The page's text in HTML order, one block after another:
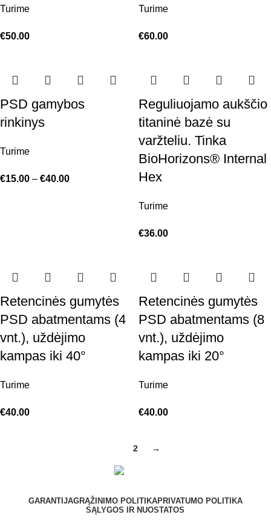
Turime
€50.00
Turime
€60.00
PSD gamybos
rinkinys
Turime
€15.00 – €40.00
Reguliuojamo aukščio
titaninė bazė su
varžteliu. Tinka
BioHorizons® Internal
Hex
Turime
€36.00
Retencinės gumytės
PSD abatmentams (4
vnt.), uždėjimo
kampas iki 40°
Turime
€40.00
Retencinės gumytės
PSD abatmentams (8
vnt.), uždėjimo
kampas iki 20°
Turime
€40.00
2 →
GARANTIJAGRĄŽINIMO POLITIKAPRIVATUMO POLITIKA
SĄLYGOS IR NUOSTATOS